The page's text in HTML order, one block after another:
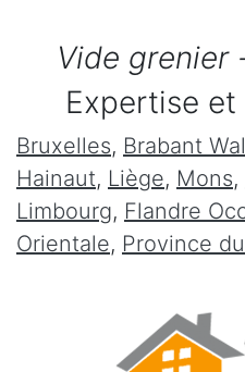
Vide grenier
Expertise
Bruxelles, Brabant
Hainaut, Liège, Mons,
Limbourg, Flandre
Orientale, Province